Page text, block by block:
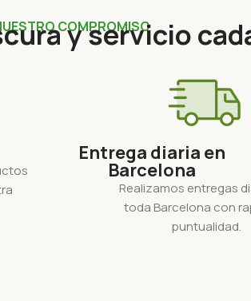
COMPROMISO
y servicio
Entrega diaria en
Barcelona
Realizamos entregas
toda Barcelona con
puntualidad.